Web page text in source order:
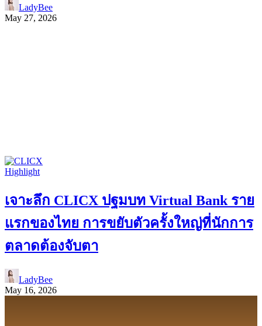
LadyBee
May 27, 2026
Highlight
เจาะลึก CLICX ปฐมบท Virtual Bank ราย
แรกของไทย การขยับตัวครั้งใหญ่ที่นักการ
ตลาดต้องจับตา
LadyBee
May 16, 2026